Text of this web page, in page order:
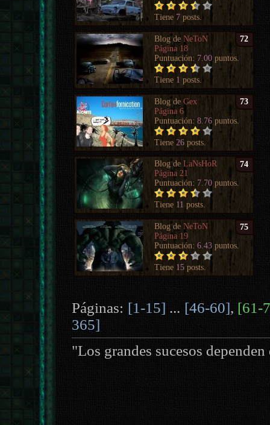
Tiene 7 posts.
72
Blog deNeToN
Página 18
Puntuación: 7.00 puntos.
Tiene 1 posts.
73
Blog deGex
Página 6
Puntuación:8.76 puntos.
Tiene 26 posts.
74
Blog deLaNsHoR
Página 21
Puntuación: 7.70 puntos.
Tiene 11 posts.
75
Blog deNeToN
Página 19
Puntuación:6.43 puntos.
Tiene 15 posts.
Páginas: [1-15] ... [46-60], [61-
365]
"Los grandes sucesos